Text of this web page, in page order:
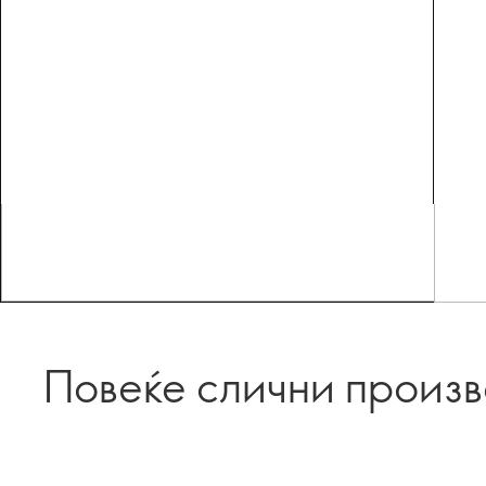
Повеќе слични